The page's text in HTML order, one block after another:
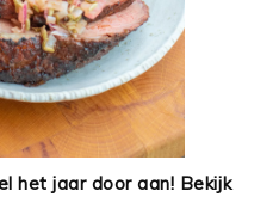
het jaar door aan! Bekijk